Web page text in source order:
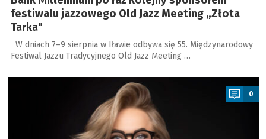
festiwalu jazzowego Old Jazz Meeting „Złota
Tarka"
W dniach 7–9 sierpnia w Iławie odbywa się 55. Międzynarodowy
Festiwal Jazzu Tradycyjnego Old Jazz Meeting …
a
0